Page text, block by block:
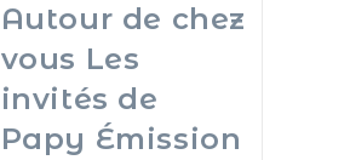
Autour de chez
vous Les
invités de
Papy Émission